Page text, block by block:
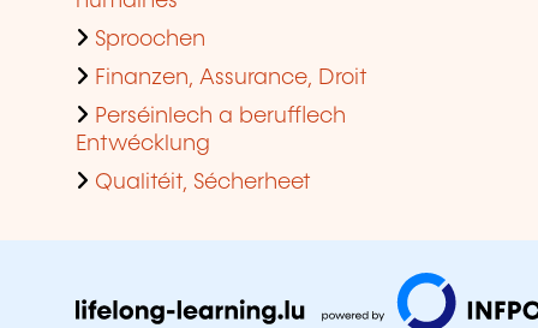
Sproochen
Finanzen, Assurance, Droit
Perséinlech a berufflech
Entwécklung
Qualitéit, Sécherheet